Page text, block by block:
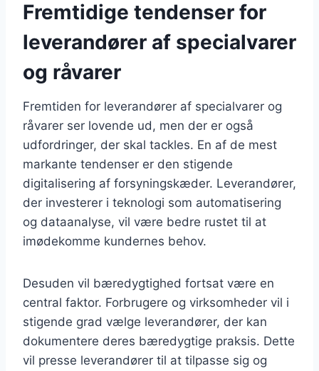
Fremtidige tendenser for
leverandører af specialvarer
og råvarer
Fremtiden for leverandører af specialvarer og
råvarer ser lovende ud, men der er også
udfordringer, der skal tackles. En af de mest
markante tendenser er den stigende
digitalisering af forsyningskæder. Leverandører,
der investerer i teknologi som automatisering
og dataanalyse, vil være bedre rustet til at
imødekomme kundernes behov.
Desuden vil bæredygtighed fortsat være en
central faktor. Forbrugere og virksomheder vil i
stigende grad vælge leverandører, der kan
dokumentere deres bæredygtige praksis. Dette
vil presse leverandører til at tilpasse sig og